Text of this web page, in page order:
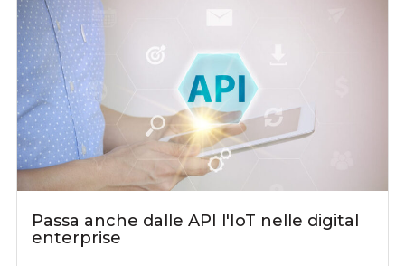
Passa anche dalle API l'IoT nelle digital
enterprise